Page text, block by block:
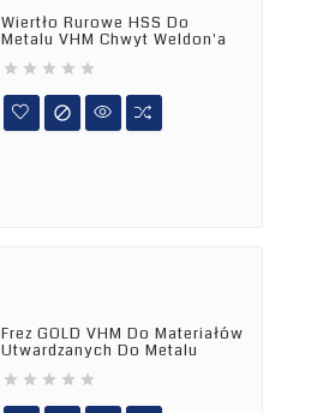
Wiertło Rurowe HSS Do
Metalu VHM Chwyt Weldon'a
    

Frez GOLD VHM Do Materiałów
Utwardzanych Do Metalu
    